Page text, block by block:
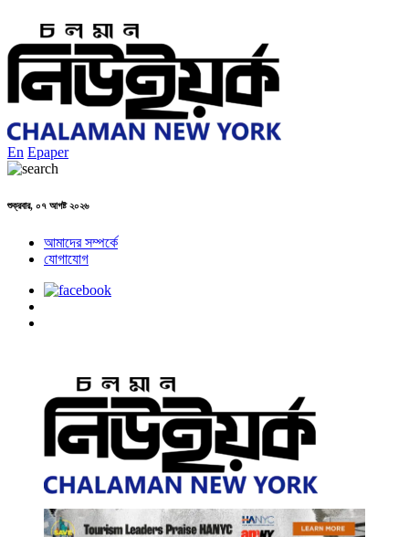
En Epaper
শুক্রবার, ০৭ আগষ্ট ২০২৬
আমাদের সম্পর্কে
যোগাযোগ